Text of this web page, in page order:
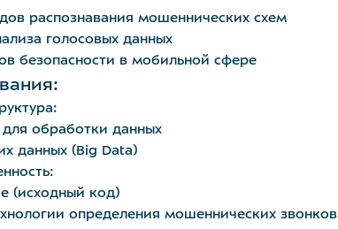
распознавания мошеннических схем
голосовых данных
безопасности в мобильной сфере
обработки данных
данных (Big Data)
(исходный код)
определения мошеннических звонков